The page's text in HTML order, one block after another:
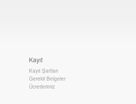
Kayıt
Kayıt Şartları
Gerekli Belgeler
Ücretlerimiz